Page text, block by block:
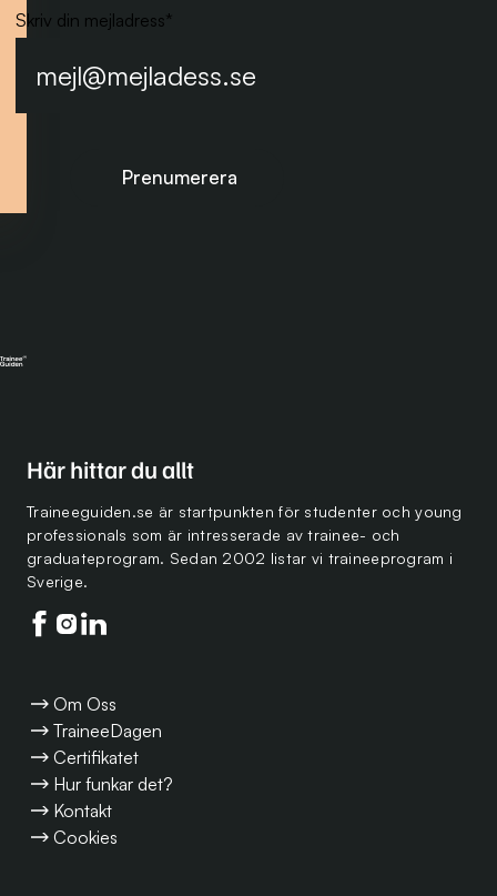
Skriv din mejladress*
Här hittar du allt
Traineeguiden.se är startpunkten för studenter och young
professionals som är intresserade av trainee- och
graduateprogram. Sedan 2002 listar vi traineeprogram i
Sverige.
Följ oss på facebook
Följ oss på instagram
Följ oss på linkedin
Om Oss
TraineeDagen
Certifikatet
Hur funkar det?
Kontakt
Cookies